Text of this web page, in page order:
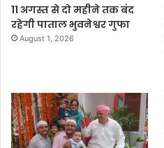
11 अगस्त से दो महीने तक बंद
रहेगी पाताल भुवनेश्वर गुफा
August 1, 2026